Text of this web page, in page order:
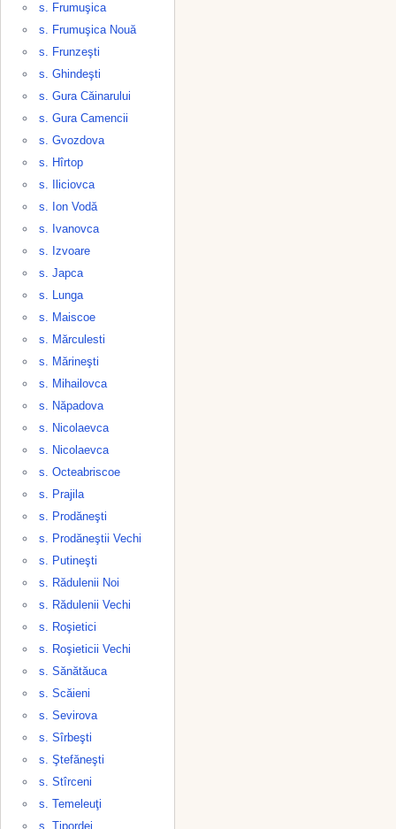
s. Frumuşica
s. Frumuşica Nouă
s. Frunzeşti
s. Ghindeşti
s. Gura Căinarului
s. Gura Camencii
s. Gvozdova
s. Hîrtop
s. Iliciovca
s. Ion Vodă
s. Ivanovca
s. Izvoare
s. Japca
s. Lunga
s. Maiscoe
s. Mărculesti
s. Mărineşti
s. Mihailovca
s. Năpadova
s. Nicolaevca
s. Nicolaevca
s. Octeabriscoe
s. Prajila
s. Prodăneşti
s. Prodăneştii Vechi
s. Putineşti
s. Rădulenii Noi
s. Rădulenii Vechi
s. Roşietici
s. Roşieticii Vechi
s. Sănătăuca
s. Scăieni
s. Sevirova
s. Sîrbeşti
s. Ştefăneşti
s. Stîrceni
s. Temeleuţi
s. Ţipordei